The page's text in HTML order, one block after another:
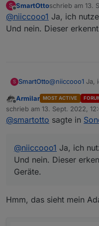
Wenn ja,
Sonos
VG
Nico
S
Offline
SmartOttoschrieb am 13.
zuletzt editiert
@niiccooo1 Ja, ich
Und nein. Dieser
S SmartOtto@niiccooo1 Ja,
Geräte.
Offline
Armilar MOST ACTIVE
schrieb am 13. Sept. 2022,
zuletzt editiert von
@smartotto sagte in
@niiccooo1 Ja, ich
Und nein. Dieser
Geräte.
Hmm, das sieht mein